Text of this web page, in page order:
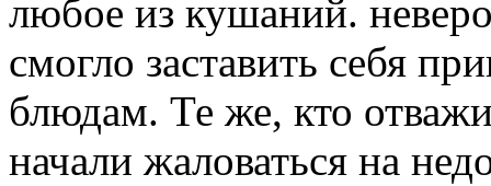
любое из кушаний.
смогло заставить себя
блюдам. Те же, кто
начали жаловаться на